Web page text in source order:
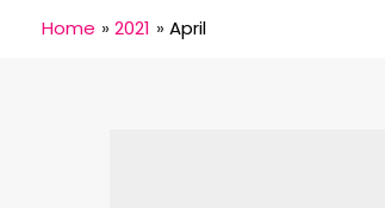
Home 2021 April